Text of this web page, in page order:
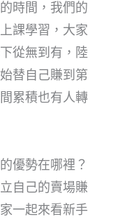
時間，我們的
課學習，大家
從無到有，陸
替自己賺到第
累積也有人轉
優勢在哪裡？
自己的賣場賺
一起來看新手